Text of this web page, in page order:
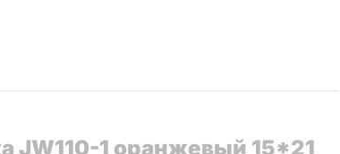
JW110-1 оранжевый 15*21